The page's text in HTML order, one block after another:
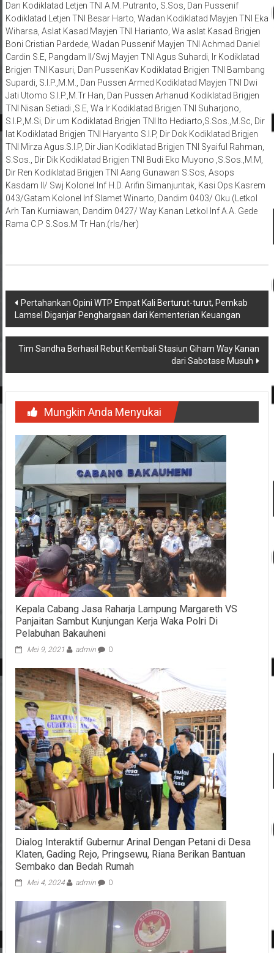
Dan Kodiklatad Letjen TNI A.M. Putranto, S.Sos, Dan Pussenif
Kodiklatad Letjen TNI Besar Harto, Wadan Kodiklatad Mayjen TNI Eka
Wiharsa, Aslat Kasad Mayjen TNI Harianto, Wa aslat Kasad Brigjen
Boni Cristian Pardede, Wadan Pussenif Mayjen TNI Achmad Daniel
Cardin S.E, Pangdam II/Swj Mayjen TNI Agus Suhardi, Ir Kodiklatad
Brigjen TNI Kasuri, Dan PussenKav Kodiklatad Brigjen TNI Bambang
Supardi, S.I.P.,M.M., Dan Pussen Armed Kodiklatad Mayjen TNI Dwi
Jati Utomo S.I.P.,M.Tr Han, Dan Pussen Arhanud Kodiklatad Brigjen
TNI Nisan Setiadi ,S.E, Wa Ir Kodiklatad Brigjen TNI Suharjono,
S.I.P.,M.Si, Dir um Kodiklatad Brigjen TNI Ito Hediarto,S.Sos.,M.Sc, Dir
lat Kodiklatad Brigjen TNI Haryanto S.I.P, Dir Dok Kodiklatad Brigjen
TNI Mirza Agus.S.I.P, Dir Jian Kodiklatad Brigjen TNI Syaiful Rahman,
S.Sos., Dir Dik Kodiklatad Brigjen TNI Budi Eko Muyono ,S.Sos.,M.M,
Dir Ren Kodiklatad Brigjen TNI Aang Gunawan S.Sos, Asops
Kasdam II/ Swj Kolonel Inf H.D. Arifin Simanjuntak, Kasi Ops Kasrem
043/Gatam Kolonel Inf Slamet Winarto, Dandim 0403/ Oku (Letkol
Arh Tan Kurniawan, Dandim 0427/ Way Kanan Letkol Inf A.A. Gede
Rama C.P S.Sos.M Tr Han.(rls/her)
Navigasi
pos
Pertahankan Opini WTP Empat Kali Berturut-turut, Pemkab
Lamsel Diganjar Penghargaan dari Kementerian Keuangan
Tim Sandha Berhasil Rebut Kembali Stasiun Giham Way Kanan
dari Sabotase Musuh
Mungkin Anda Menyukai
Kepala Cabang Jasa Raharja Lampung Margareth VS
Panjaitan Sambut Kunjungan Kerja Waka Polri Di
Pelabuhan Bakauheni
Mei 9, 2021 admin 0
Dialog Interaktif Gubernur Arinal Dengan Petani di Desa
Klaten, Gading Rejo, Pringsewu, Riana Berikan Bantuan
Sembako dan Bedah Rumah
Mei 4, 2024 admin 0